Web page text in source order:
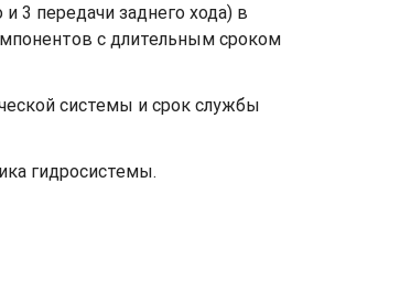
3 передачи заднего хода) в
с длительным сроком
системы и срок службы
гидросистемы.